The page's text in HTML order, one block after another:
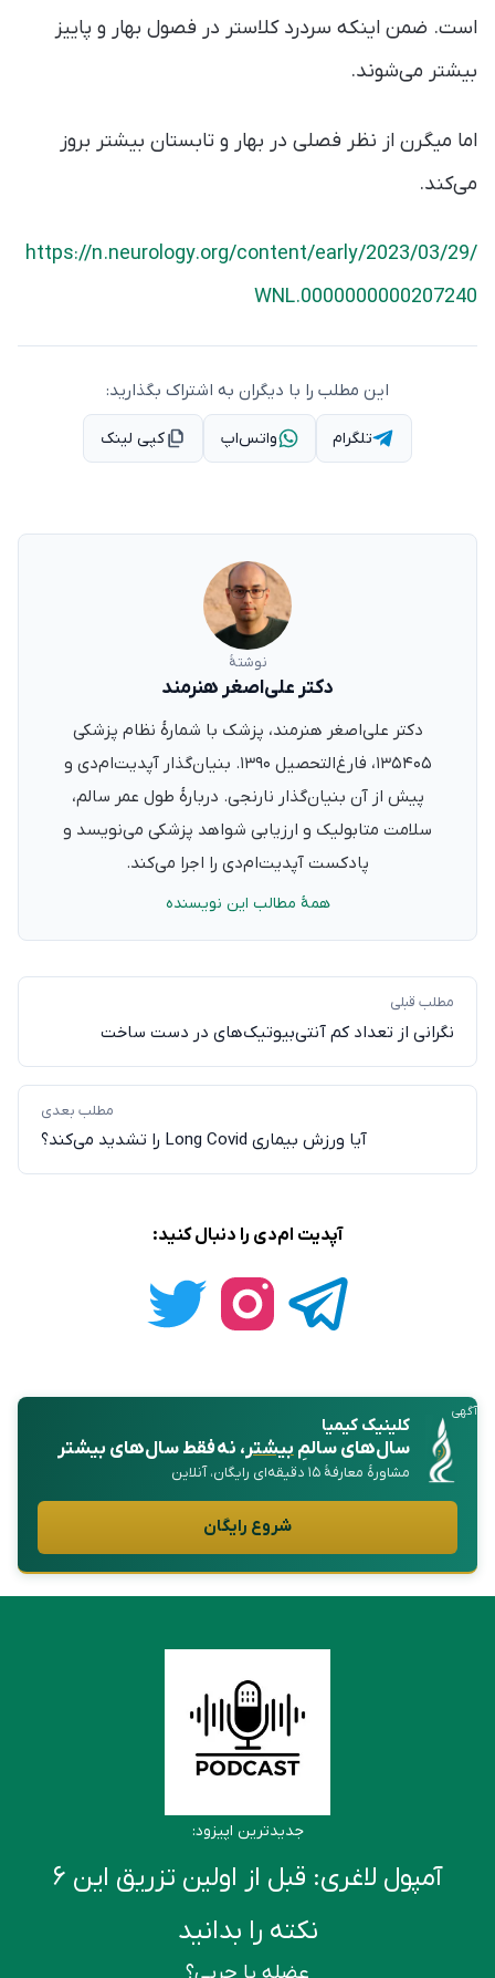
است. ضمن اینکه سردرد کلاستر در فصول بهار و پاییز
بیشتر می‌شوند.
اما میگرن از نظر فصلی در بهار و تابستان بیشتر بروز
می‌کند.
https://n.neurology.org/content/early/2023/03/29/
WNL.0000000000207240
این مطلب را با دیگران به اشتراک بگذارید:
تلگرام واتس‌اپ کپی لینک
نوشتهٔ
دکتر علی‌اصغر هنرمند
دکتر علی‌اصغر هنرمند، پزشک با شمارهٔ نظام پزشکی
۱۳۵۴۰۵، فارغ‌التحصیل ۱۳۹۰. بنیان‌گذار آپدیت‌ام‌دی و
پیش از آن بنیان‌گذار نارنجی. دربارهٔ طول عمر سالم،
سلامت متابولیک و ارزیابی شواهد پزشکی می‌نویسد و
پادکست آپدیت‌ام‌دی را اجرا می‌کند.
همهٔ مطالب این نویسنده
مطلب قبلی
نگرانی از تعداد کم آنتی‌بیوتیک‌های در دست ساخت
مطلب بعدی
آیا ورزش بیماری Long Covid را تشدید می‌کند؟
آپدیت ام‌دی را دنبال کنید:
آگهی
کلینیک کیمیا
سال‌های سالمِبیشتر، نه فقط سال‌های بیشتر
مشاورهٔ معارفهٔ ۱۵ دقیقه‌ای رایگان، آنلاین
شروع رایگان
جدیدترین اپیزود:
آمپول لاغری: قبل از اولین تزریق این ۶
نکته را بدانید